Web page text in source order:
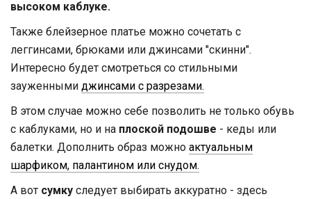
высоком каблуке.
Также блейзерное платье можно сочетать с
леггинсами, брюками или джинсами "скинни".
Интересно будет смотреться со стильными
зауженными джинсами с разрезами.
В этом случае можно себе позволить не только обувь
с каблуками, но и на плоской подошве - кеды или
балетки. Дополнить образ можно актуальным
шарфиком, палантином или снудом.
А вот сумку следует выбирать аккуратно - здесь